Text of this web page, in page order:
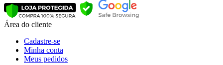
Área do cliente
Cadastre-se
Minha conta
Meus pedidos